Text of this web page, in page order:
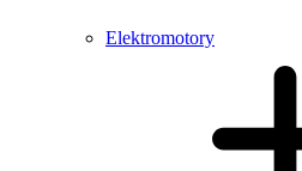
Elektromotory